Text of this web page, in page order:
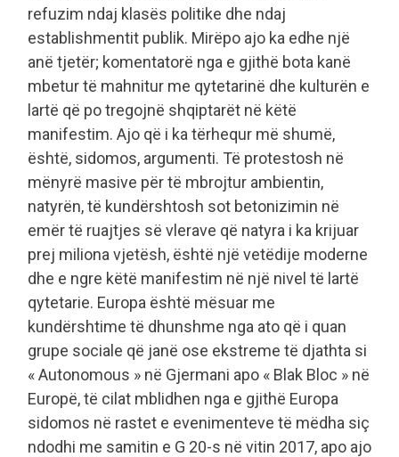
refuzim ndaj klasës politike dhe ndaj
establishmentit publik. Mirëpo ajo ka edhe një
anë tjetër; komentatorë nga e gjithë bota kanë
mbetur të mahnitur me qytetarinë dhe kulturën e
lartë që po tregojnë shqiptarët në këtë
manifestim. Ajo që i ka tërhequr më shumë,
është, sidomos, argumenti. Të protestosh në
mënyrë masive për të mbrojtur ambientin,
natyrën, të kundërshtosh sot betonizimin në
emër të ruajtjes së vlerave që natyra i ka krijuar
prej miliona vjetësh, është një vetëdije moderne
dhe e ngre këtë manifestim në një nivel të lartë
qytetarie. Europa është mësuar me
kundërshtime të dhunshme nga ato që i quan
grupe sociale që janë ose ekstreme të djathta si
« Autonomous » në Gjermani apo « Blak Bloc » në
Europë, të cilat mblidhen nga e gjithë Europa
sidomos në rastet e evenimenteve të mëdha siç
ndodhi me samitin e G 20-s në vitin 2017, apo ajo